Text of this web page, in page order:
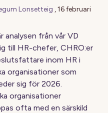
Lonsetteig ,16 februari
analysen från vår VD
till HR-chefer, CHRO:er
inom HR i
organisationer som
sig för 2026.
organisationer
ofta med en särskild